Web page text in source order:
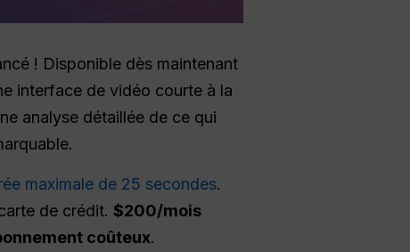
! Disponible dès maintenant
interface de vidéo courte à la
analyse détaillée de ce qui
maximale de 25 secondes.
de crédit. $200/mois
coûteux.